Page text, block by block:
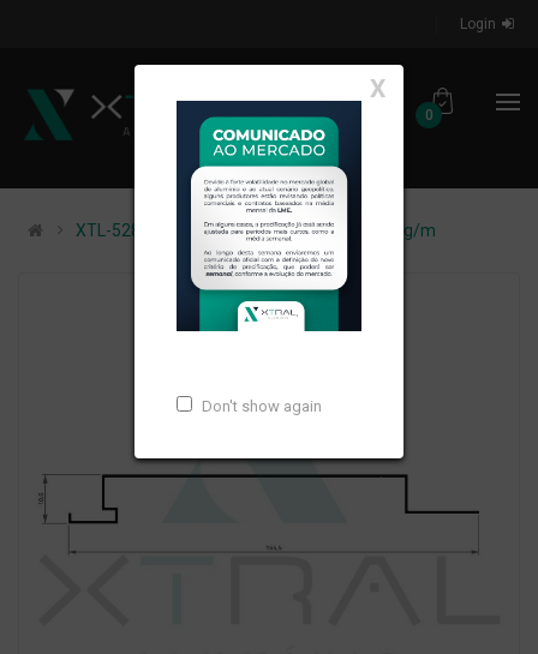
Login
0
X
Don't show again
XTL-528 - (TLB-008) - PESO LINEAR: 0,588kg/m